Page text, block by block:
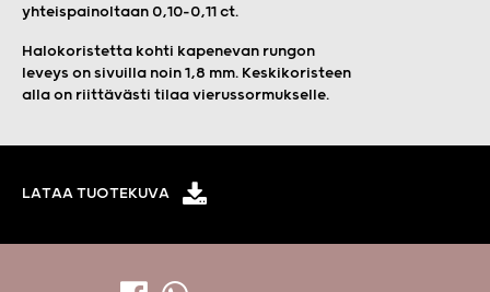
yhteispainoltaan 0,10–0,11 ct.
Halokoristetta kohti kapenevan rungon
leveys on sivuilla noin 1,8 mm. Keskikoristeen
alla on riittävästi tilaa vierussormukselle.
LATAA TUOTEKUVA